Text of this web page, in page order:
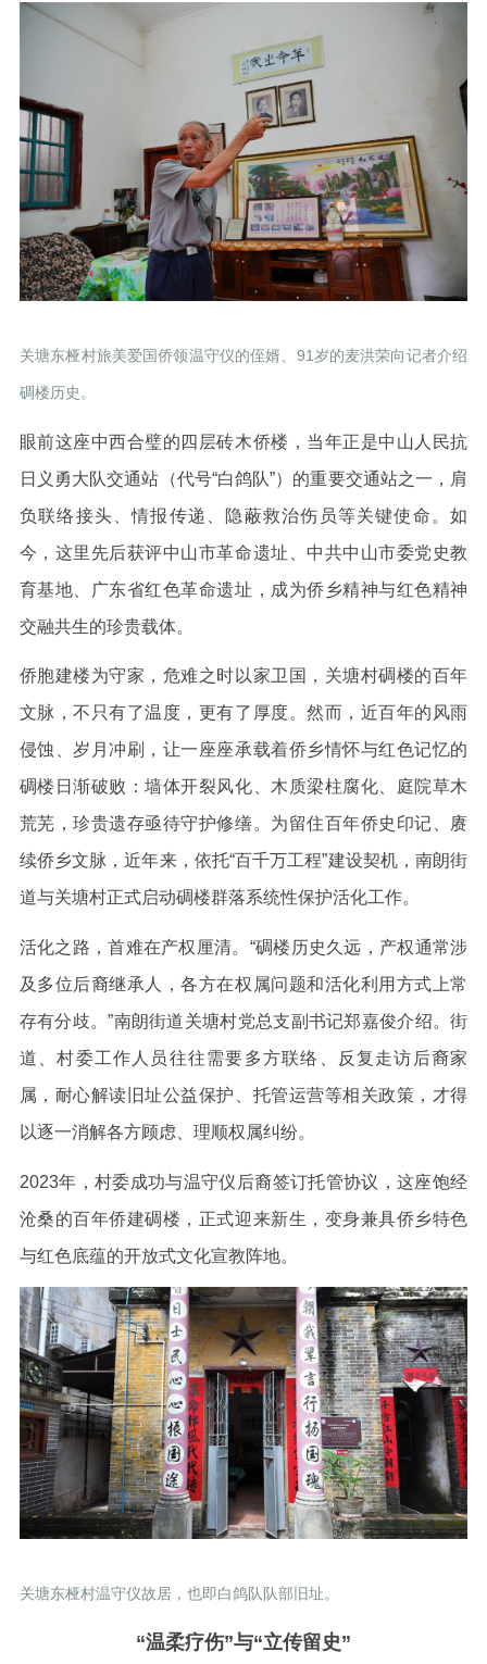
关塘东桠村旅美爱国侨领温守仪的侄婿、91岁的麦洪荣向记者介绍
碉楼历史。
眼前这座中西合璧的四层砖木侨楼，当年正是中山人民抗
日义勇大队交通站（代号“白鸽队”）的重要交通站之一，肩
负联络接头、情报传递、隐蔽救治伤员等关键使命。如
今，这里先后获评中山市革命遗址、中共中山市委党史教
育基地、广东省红色革命遗址，成为侨乡精神与红色精神
交融共生的珍贵载体。
侨胞建楼为守家，危难之时以家卫国，关塘村碉楼的百年
文脉，不只有了温度，更有了厚度。然而，近百年的风雨
侵蚀、岁月冲刷，让一座座承载着侨乡情怀与红色记忆的
碉楼日渐破败：墙体开裂风化、木质梁柱腐化、庭院草木
荒芜，珍贵遗存亟待守护修缮。为留住百年侨史印记、赓
续侨乡文脉，近年来，依托“百千万工程”建设契机，南朗街
道与关塘村正式启动碉楼群落系统性保护活化工作。
活化之路，首难在产权厘清。“碉楼历史久远，产权通常涉
及多位后裔继承人，各方在权属问题和活化利用方式上常
存有分歧。”南朗街道关塘村党总支副书记郑嘉俊介绍。街
道、村委工作人员往往需要多方联络、反复走访后裔家
属，耐心解读旧址公益保护、托管运营等相关政策，才得
以逐一消解各方顾虑、理顺权属纠纷。
2023年，村委成功与温守仪后裔签订托管协议，这座饱经
沧桑的百年侨建碉楼，正式迎来新生，变身兼具侨乡特色
与红色底蕴的开放式文化宣教阵地。
关塘东桠村温守仪故居，也即白鸽队队部旧址。
“温柔疗伤”与“立传留史”